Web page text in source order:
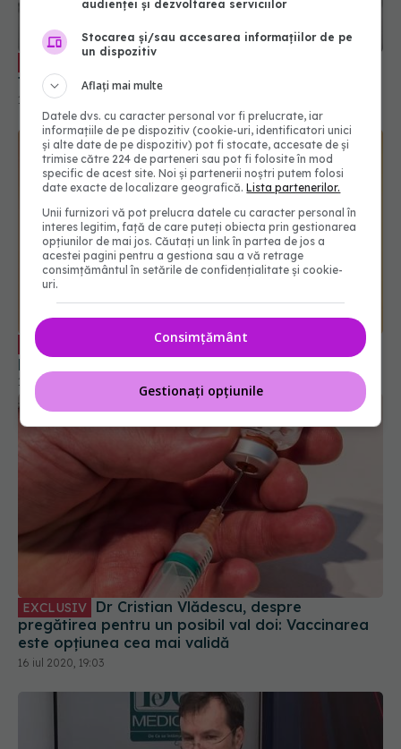
fie valorificată la maximum
10 iul 2020, 15:51
EXCLUSIV
prețului cel mai mic a făcut mult rău
16 iul 2020, 19:30
EXCLUSIV
pregătirea pentru un posibil val doi: Vaccinarea
este opțiunea cea mai validă
16 iul 2020, 19:03
audienței și dezvoltarea serviciilor
Stocarea și/sau accesarea informațiilor de pe
un dispozitiv
Aflați mai multe
Datele dvs. cu caracter personal vor fi prelucrate, iar
informațiile de pe dispozitiv (cookie-uri, identificatori unici
și alte date de pe dispozitiv) pot fi stocate, accesate de și
trimise către 224 de parteneri sau pot fi folosite în mod
specific de acest site. Noi și partenerii noștri putem folosi
date exacte de localizare geografică.Lista partenerilor.
Unii furnizori vă pot prelucra datele cu caracter personal în
interes legitim, față de care puteți obiecta prin gestionarea
opțiunilor de mai jos. Căutați un link în partea de jos a
acestei pagini pentru a gestiona sau a vă retrage
consimțământul în setările de confidențialitate și cookie-
uri.
Consimțământ
Gestionați opțiunile